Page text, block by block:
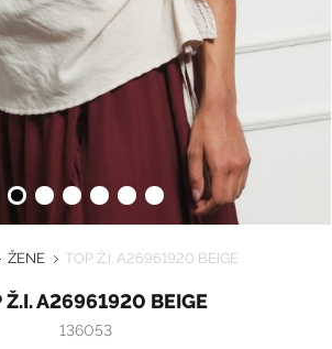
ŽENE TOP Ž.I. A26961920 BEIGE
Ž.I. A26961920 BEIGE
136053